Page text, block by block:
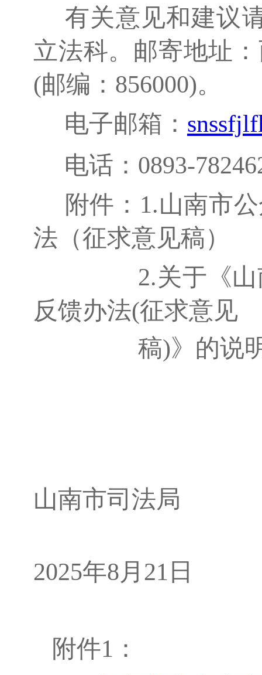
有关意见和建议
立法科。邮寄地址
(邮编：856000)。
电子邮箱：
电话：0893-
附件：1.山南市
法（征求意见稿）
2.关于《山南
反馈办法(征求意见
稿)》的说
山南市司法局
2025年8月21日
附件1：